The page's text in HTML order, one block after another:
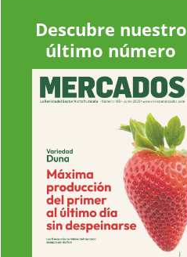
Descubre nuestro
último número